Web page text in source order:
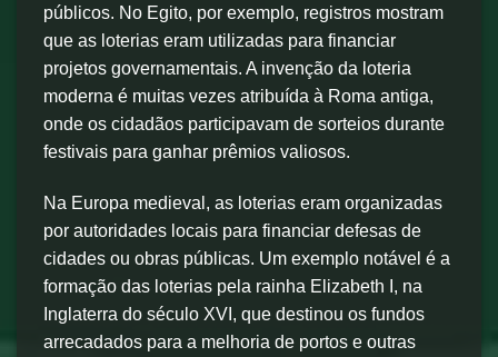
públicos. No Egito, por exemplo, registros mostram
que as loterias eram utilizadas para financiar
projetos governamentais. A invenção da loteria
moderna é muitas vezes atribuída à Roma antiga,
onde os cidadãos participavam de sorteios durante
festivais para ganhar prêmios valiosos.
Na Europa medieval, as loterias eram organizadas
por autoridades locais para financiar defesas de
cidades ou obras públicas. Um exemplo notável é a
formação das loterias pela rainha Elizabeth I, na
Inglaterra do século XVI, que destinou os fundos
arrecadados para a melhoria de portos e outras